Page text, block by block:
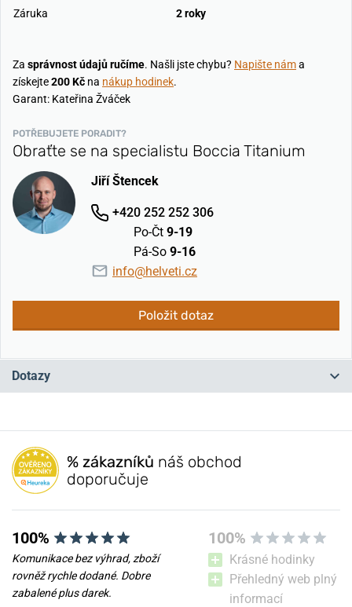
Záruka 2 roky
Za správnost údajů ručíme. Našli jste chybu? Napište náma
získejte200 Kč na nákup hodinek.
Garant: Kateřina Žváček
POTŘEBUJETE PORADIT?
Obraťte se na specialistu Boccia Titanium
Jiří Štencek
+420 252 252 306
Po-Čt 9-19
Pá-So 9-16
info@helveti.cz
Položit dotaz
Dotazy
Máte otázku? Zanechte nám komentář
Přidat dotaz
% zákazníků náš obchod
doporučuje
100%
Komunikace bez výhrad, zboží
rovněž rychle dodané. Dobre
zabalené plus darek.
100%
Krásné hodinky
Přehledný web plný
informací